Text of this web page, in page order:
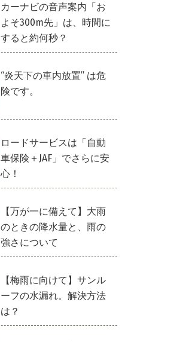
カーナビの音声案内「お
よそ300m先」は、時間に
すると約何秒？
“炎天下の車内放置” は危
険です。
ロードサービスは「自動
車保険＋JAF」でさらに安
心！
【万が一に備えて】大雨
のときの降水量と、雨の
強さについて
【梅雨に向けて】サンル
ーフの水漏れ。解決方法
は？